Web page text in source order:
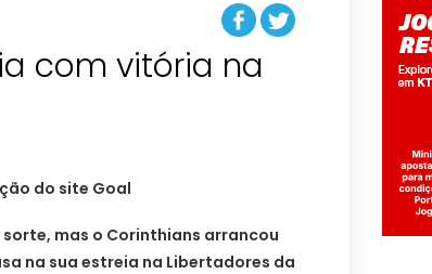
com vitória na
do site Goal
mas o Corinthians arrancou
na sua estreia na Libertadores da